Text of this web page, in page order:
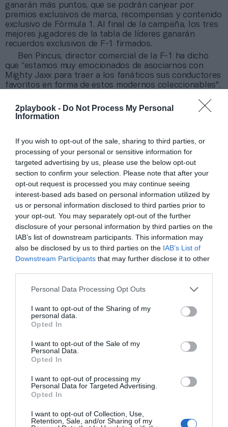
2playbook - Do Not Process My Personal
Information
If you wish to opt-out of the sale, sharing to third parties, or
processing of your personal or sensitive information for
targeted advertising by us, please use the below opt-out
section to confirm your selection. Please note that after your
opt-out request is processed you may continue seeing
interest-based ads based on personal information utilized by
us or personal information disclosed to third parties prior to
your opt-out. You may separately opt-out of the further
disclosure of your personal information by third parties on the
IAB’s list of downstream participants. This information may
also be disclosed by us to third parties on the IAB’s List of
Downstream Participants that may further disclose it to other
Personal Data Processing Opt Outs
I want to opt-out of the Sharing of my
personal data.
Opted In
I want to opt-out of the Sale of my
Personal Data.
Opted In
I want to opt-out of processing my
Personal Data for Targeted Advertising.
Opted In
I want to opt-out of Collection, Use,
Retention, Sale, and/or Sharing of my
Índex2P
ganarán más puntos, que se podrán canjear por
premios exclusivos de marca, recompensas y contenido
exclusivo de Fórmula 1. Al final de la campaña, los tres
mejores jugadores de la tabla de líderes ganarán
recuerdos exclusivos de F-1 firmados.
Ben Pincus, director comercial de la F-1 ha dicho
que “estamos muy emocionados de asociarnos con
Mighty Jaxx para traer a los fanáticos sus conductores
favoritos en forma de estos modernos coleccionables".
Mighty Jaxx, “esta es la primera vez que la Fórmula 1 ha
designado un socio de licencias exclusivo a nivel
Añadir 2Playbook
de forma gratuita
Mantente informado con las últimas noticias de actualidad.
ACTIVAR AHORA
Compartir
Imprimir
Publicidad
2Playbook Club